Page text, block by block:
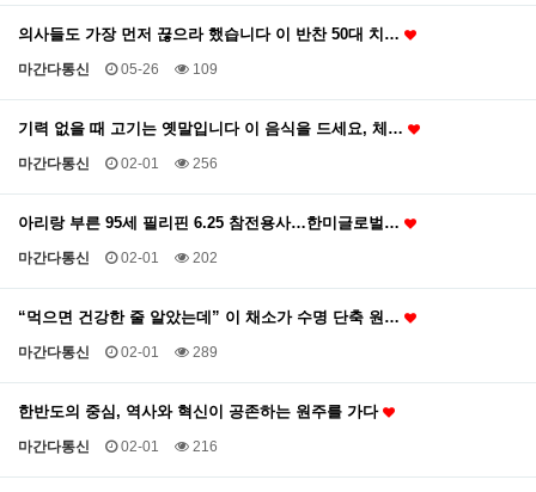
의사들도 가장 먼저 끊으라 했습니다 이 반찬 50대 치…
마간다통신 05-26 109
기력 없을 때 고기는 옛말입니다 이 음식을 드세요, 체…
마간다통신 02-01 256
아리랑 부른 95세 필리핀 6.25 참전용사…한미글로벌…
마간다통신 02-01 202
“먹으면 건강한 줄 알았는데” 이 채소가 수명 단축 원…
마간다통신 02-01 289
한반도의 중심, 역사와 혁신이 공존하는 원주를 가다
마간다통신 02-01 216